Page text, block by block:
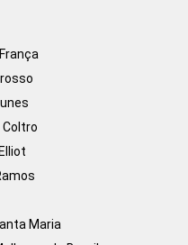
Coltro
Maria